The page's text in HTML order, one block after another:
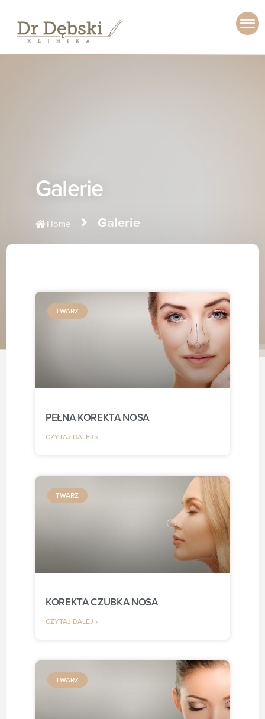
Galerie
Home Galerie
TWARZ
PEŁNA KOREKTA NOSA
CZYTAJ DALEJ »
TWARZ
KOREKTA CZUBKA NOSA
CZYTAJ DALEJ »
TWARZ